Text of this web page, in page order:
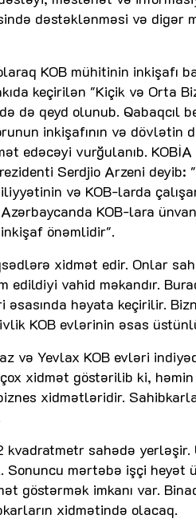
dəstəklənməsi və
KOB mühitinin inkişafı
keçirilən "Kiçik və Orta
də qeyd olunub. Qabaqcıl
inkişafının və
edəcəyi vurğulanıb.
Serdjio Arzeni deyib:
və KOB-larda
KOB-lara
önəmlidir".
xidmət edir. Onlar
edildiyi vahid məkandır.
həyata keçirilir.
KOB evlərinin əsas
və Yevlax KOB evləri
xidmət göstərilib ki,
xidmətləridir.
kvadratmetr sahədə
mərtəbə işçi heyət
göstərmək imkanı var.
xidmətində olacaq.